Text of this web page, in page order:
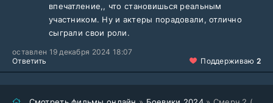
впечатление,, что становишься реальным
участником. Ну и актеры порадовали, отлично
сыграли свои роли.
оставлен 19 декабря 2024 18:07
Ответить
Поддерживаю 2